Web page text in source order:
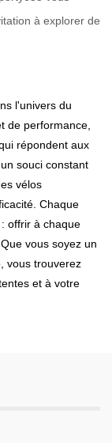
à explorer de
l'univers du
de performance,
répondent aux
souci constant
vélos
Chaque
offrir à chaque
vous soyez un
vous trouverez
et à votre